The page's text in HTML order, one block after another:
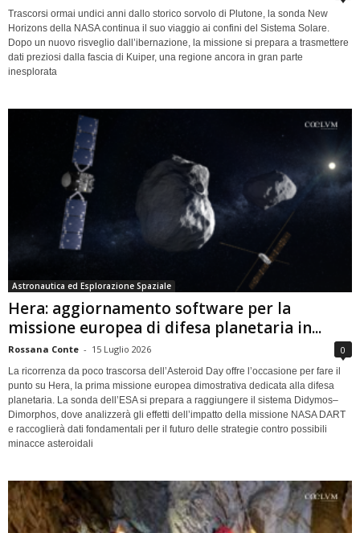
Trascorsi ormai undici anni dallo storico sorvolo di Plutone, la sonda New
Horizons della NASA continua il suo viaggio ai confini del Sistema Solare.
Dopo un nuovo risveglio dall’ibernazione, la missione si prepara a trasmettere
dati preziosi dalla fascia di Kuiper, una regione ancora in gran parte
inesplorata
Astronautica ed Esplorazione Spaziale
Hera: aggiornamento software per la
missione europea di difesa planetaria in...
Rossana Conte - 15 Luglio 2026 0
La ricorrenza da poco trascorsa dell’Asteroid Day offre l’occasione per fare il
punto su Hera, la prima missione europea dimostrativa dedicata alla difesa
planetaria. La sonda dell’ESA si prepara a raggiungere il sistema Didymos–
Dimorphos, dove analizzerà gli effetti dell’impatto della missione NASA DART
e raccoglierà dati fondamentali per il futuro delle strategie contro possibili
minacce asteroidali